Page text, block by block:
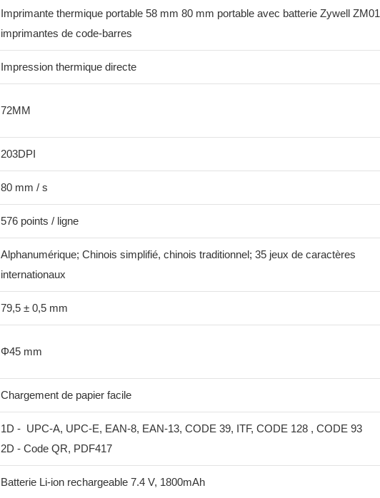
Imprimante thermique portable 58 mm 80 mm portable avec batterie Zywell ZM01
imprimantes de code-barres
Impression thermique directe
72MM
203DPI
80 mm / s
576 points / ligne
Alphanumérique; Chinois simplifié, chinois traditionnel; 35 jeux de caractères
internationaux
79,5 ± 0,5 mm
Φ45 mm
Chargement de papier facile
1D - UPC-A, UPC-E, EAN-8, EAN-13, CODE 39, ITF, CODE 128 , CODE 93
2D - Code QR, PDF417
Batterie Li-ion rechargeable 7.4 V, 1800mAh